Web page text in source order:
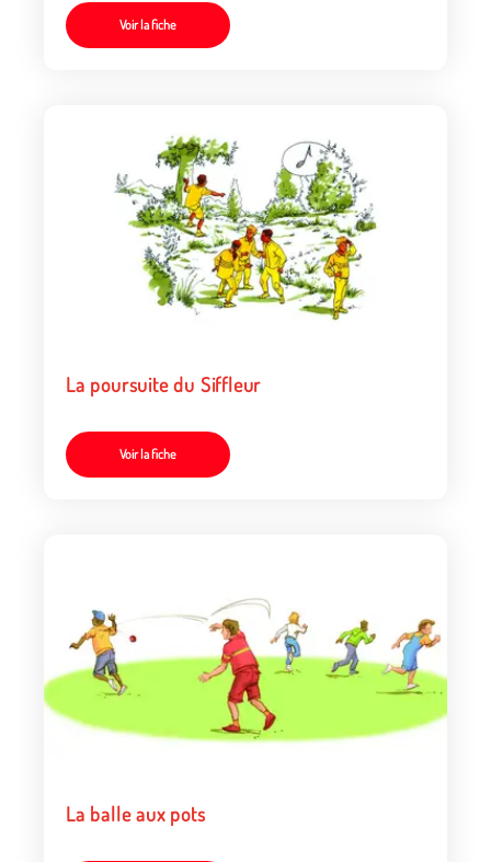
Voir la fiche
La poursuite du Siffleur
Voir la fiche
La balle aux pots